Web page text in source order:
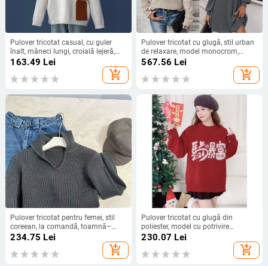
Pulover tricotat casual, cu guler
înalt, mâneci lungi, croială lejeră,
lungime medie, țesătură din
163.49 Lei
add_shopping_cart
Pulover tricotat cu glugă, stil urban
de relaxare, model monocrom,
țesătură poliester
567.56 Lei
add_shopping_cart
Pulover tricotat pentru femei, stil
coreean, la comandă, toamnă–
iarnă 2025, glugă, mâneci lungi, din
234.75 Lei
add_shopping_cart
Pulover tricotat cu glugă din
poliester, model cu potrivire
cromatică, stil urban lejer, iarna
230.07 Lei
add_shopping_cart